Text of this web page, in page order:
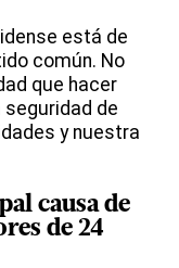
está de
común. No
que hacer
de
y nuestra
causa de
de 24